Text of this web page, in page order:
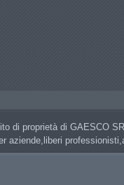
di proprietà di GAESCO
aziende,liberi